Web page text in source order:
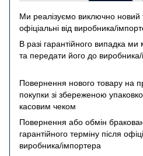
Ми реалізуємо виключно новий
офіціальні від виробника/
В разі гарантійного випадка
та передати його до виробника/
Повернення нового товару на
покупки зі збереженою
касовим чеком
Повернення або обмін
гарантійного терміну після
виробника/імпортера